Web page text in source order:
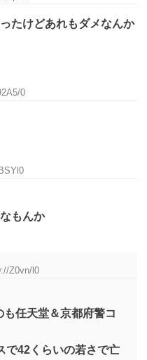
たけどあれもダメなんか
0
もんか
Z0vn/l0
任天堂＆京都府警コ
で42くらいの若さで亡